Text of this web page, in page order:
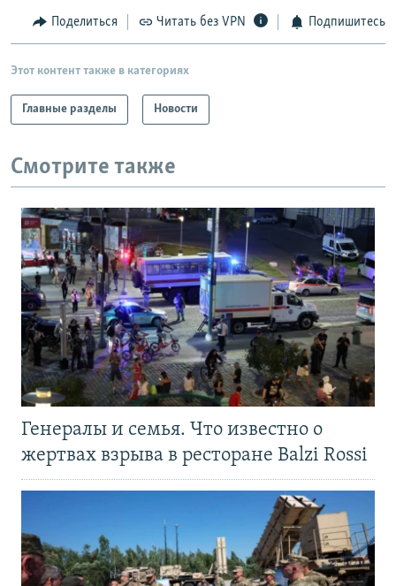
Поделиться Читать без VPN Подпишитесь
Этот контент также в категориях
Главные разделы Новости
Смотрите также
Генералы и семья. Что известно о
жертвах взрыва в ресторане Balzi Rossi